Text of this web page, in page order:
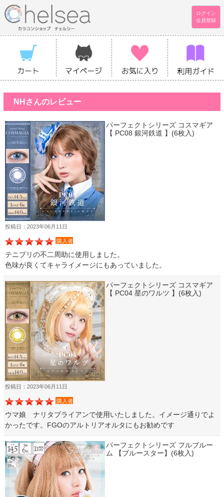
ログイン
会員登録
NHさんのレビュー
パーフェクトシリーズ コスマギア
【 PC08 銀河鉄道 】(6枚入)
投稿日：2023年06月11日
購入者
テニプリの不二周助に使用しました。
色味が良くてキャライメージにもあっていました。
パーフェクトシリーズ コスマギア
【 PC04 星のワルツ 】(6枚入)
投稿日：2023年06月11日
購入者
ウマ娘 ナリタブライアンで使用いたしました。イメージ通りでよ
かったです。FGOのアルトリアオルタにもお勧めです
パーフェクトシリーズ フルブルー
ム 【ブルースター】(6枚入)